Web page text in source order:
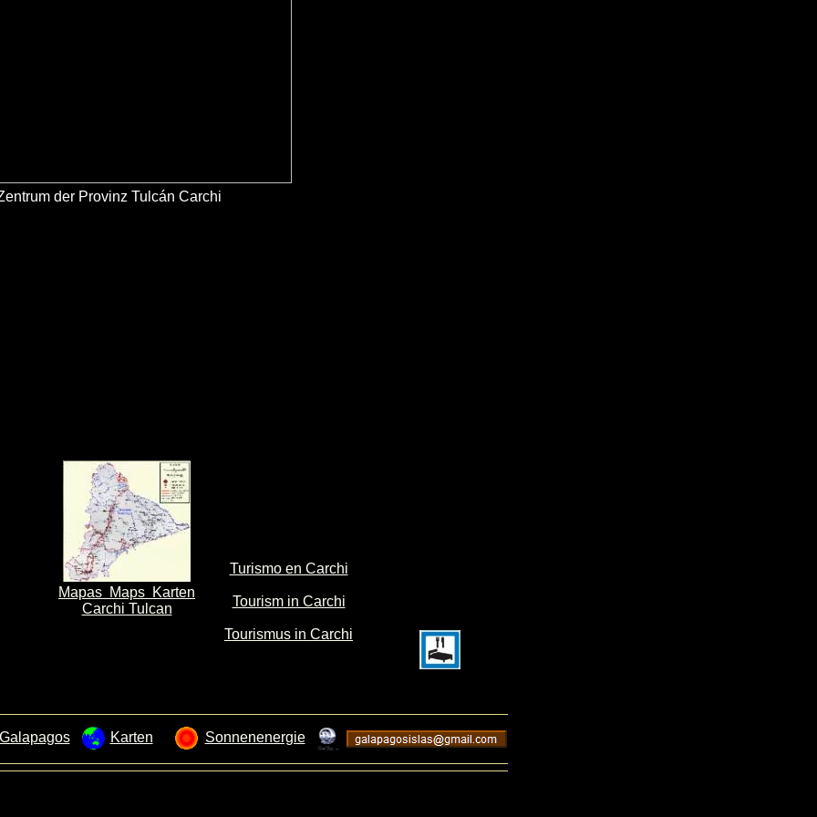
Karten Sonnenenergie
der Provinz Tulcán Carchi
Turismo en Carchi
Tourism in Carchi
Tourismus in Carchi
Mapas Maps Karten
Carchi Tulcan